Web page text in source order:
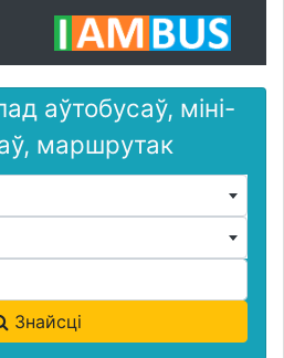
аўтобусаў, міні-
маршрутак
Знайсці